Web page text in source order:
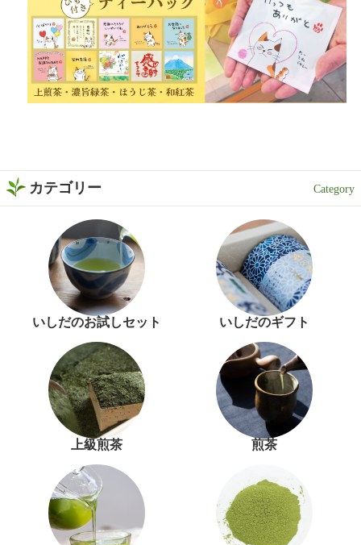
カテゴリー
いしだのお試しセット いしだのギフト
上級煎茶 煎茶